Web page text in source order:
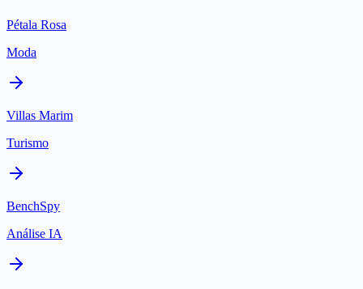
Pétala Rosa
Moda
Villas Marim
Turismo
BenchSpy
Análise IA